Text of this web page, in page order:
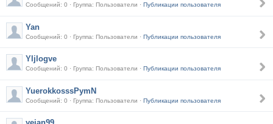
Сообщений: 0 · Группа: Пользователи · Публикации пользователя
Yan
Сообщений: 0 · Группа: Пользователи · Публикации пользователя
Yljlogve
Сообщений: 0 · Группа: Пользователи · Публикации пользователя
YuerokkosssPymN
Сообщений: 0 · Группа: Пользователи · Публикации пользователя